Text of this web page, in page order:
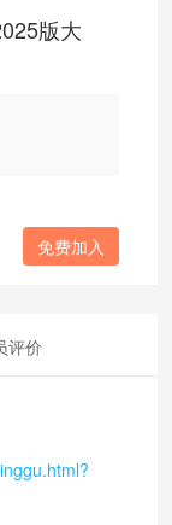
版大
免费加入
评价